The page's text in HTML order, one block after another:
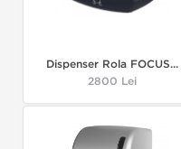
Dispenser Rola FOCUS...
Pret
2800 Lei